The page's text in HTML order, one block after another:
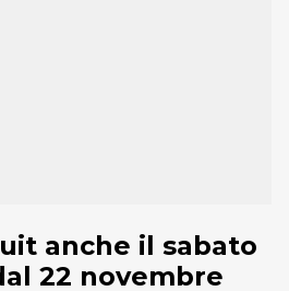
anche il sabato
22 novembre